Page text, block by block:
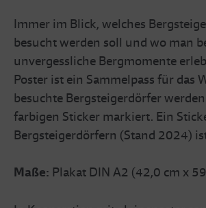
Immer im Blick, welches
besucht werden soll und wo man
unvergessliche Bergmomente
Poster ist ein Sammelpass für das
besuchte Bergsteigerdörfer
farbigen Sticker markiert. Ein
Bergsteigerdörfern (Stand 2024)
Maße: Plakat DIN A2 (42,0 cm x